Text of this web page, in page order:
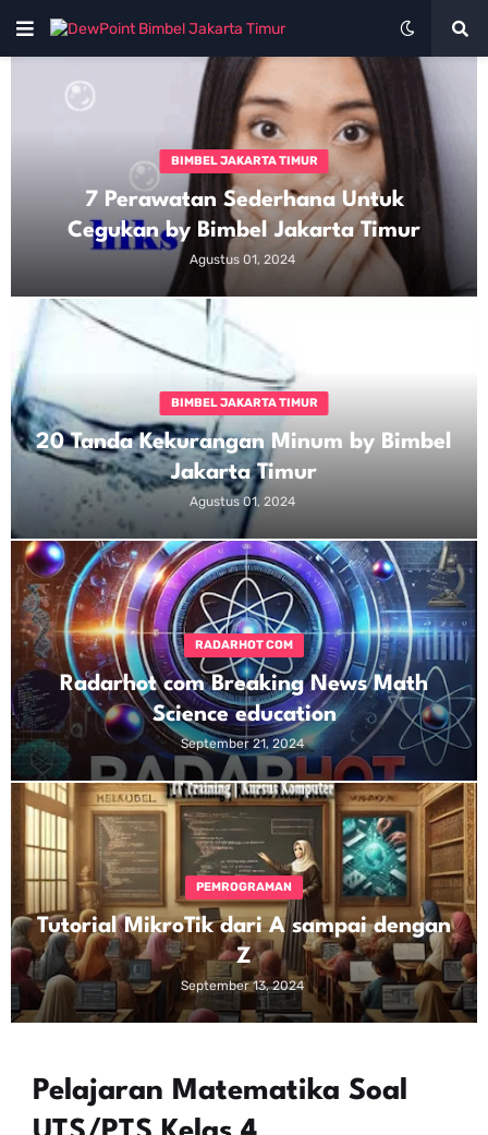
BIMBEL JAKARTA TIMUR
7 Perawatan Sederhana Untuk
Cegukan by Bimbel Jakarta Timur
Agustus 01, 2024
BIMBEL JAKARTA TIMUR
20 Tanda Kekurangan Minum by Bimbel
Jakarta Timur
Agustus 01, 2024
RADARHOT COM
Radarhot com Breaking News Math
Science education
September 21, 2024
PEMROGRAMAN
Tutorial MikroTik dari A sampai dengan
Z
September 13, 2024
Pelajaran Matematika Soal